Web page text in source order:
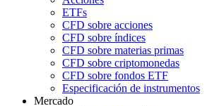
ETFs
CFD sobre acciones
CFD sobre índices
CFD sobre materias primas
CFD sobre criptomonedas
CFD sobre fondos ETF
Especificación de instrumentos
Mercado